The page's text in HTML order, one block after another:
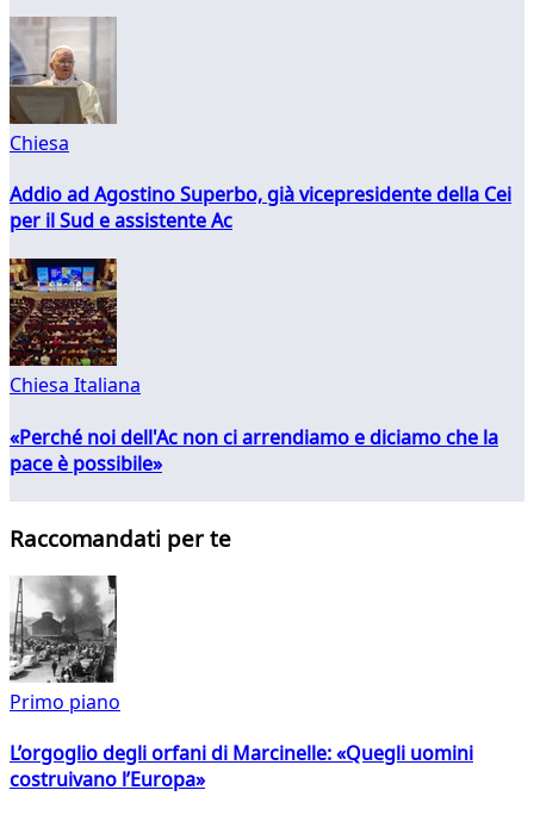
Chiesa
Addio ad Agostino Superbo, già vicepresidente della Cei
per il Sud e assistente Ac
Chiesa Italiana
«Perché noi dell'Ac non ci arrendiamo e diciamo che la
pace è possibile»
Raccomandati per te
Primo piano
L’orgoglio degli orfani di Marcinelle: «Quegli uomini
costruivano l’Europa»